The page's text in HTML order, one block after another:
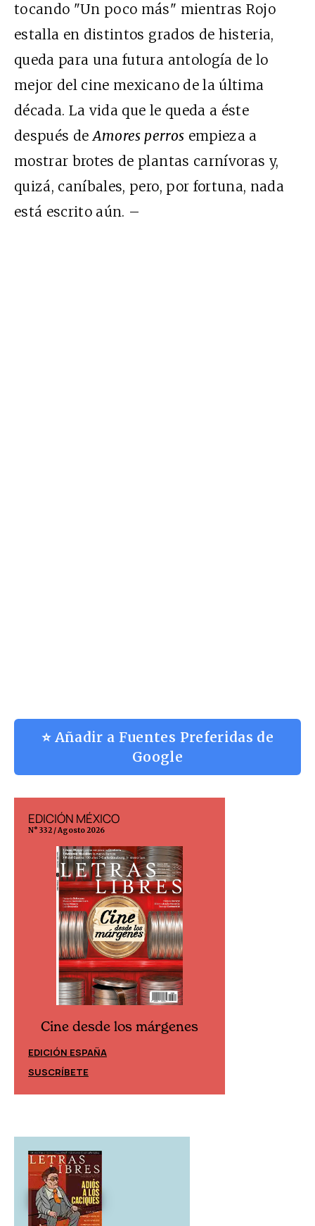
tocando "Un poco más" mientras Rojo
estalla en distintos grados de histeria,
queda para una futura antología de lo
mejor del cine mexicano de la última
década. La vida que le queda a éste
después deAmores perros empieza a
mostrar brotes de plantas carnívoras y,
quizá, caníbales, pero, por fortuna, nada
está escrito aún. –
⭐ Añadir a Fuentes Preferidas de
Google
EDICIÓN MÉXICO
N° 332 / Agosto 2026
Cine desde los márgenes
EDICIÓN ESPAÑA
SUSCRÍBETE